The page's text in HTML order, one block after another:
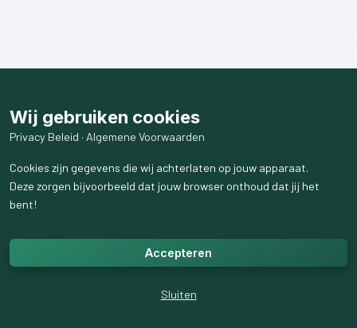
Wij gebruiken cookies
Privacy Beleid · Algemene Voorwaarden
Cookies zijn gegevens die wij achterlaten op jouw apparaat.
Deze zorgen bijvoorbeeld dat jouw browser onthoud dat jij het
bent!
Accepteren
Sluiten